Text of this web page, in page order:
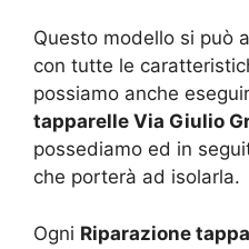
Questo modello si può
con tutte le
possiamo anche
tapparelle Via Giulio
possediamo ed in
che porterà ad isolarla.
Ogni Riparazione